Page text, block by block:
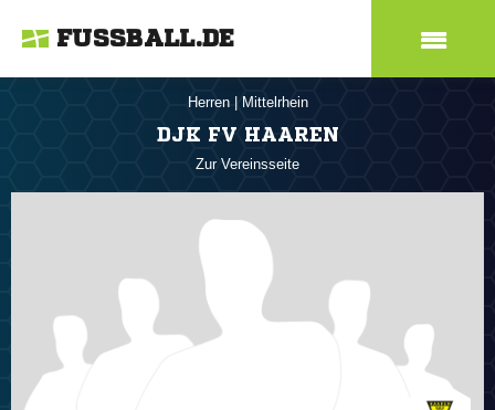
FUSSBALL.DE
Herren Mittelrhein
DJK FV HAAREN
Zur Vereinsseite